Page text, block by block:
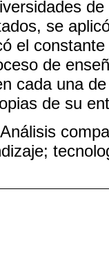
se
el
de
cada una
de su
Análisis